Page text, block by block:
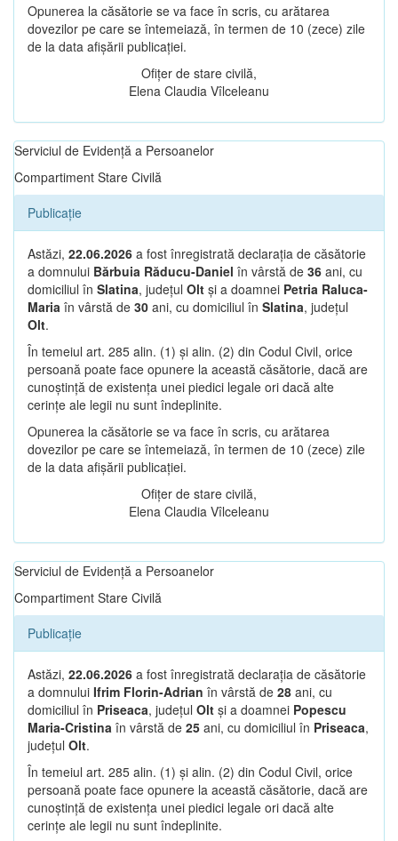
Opunerea la căsătorie se va face în scris, cu arătarea
dovezilor pe care se întemeiază, în termen de 10 (zece) zile
de la data afișării publicației.
Ofițer de stare civilă,
Elena Claudia Vîlceleanu
Serviciul de Evidență a Persoanelor
Compartiment Stare Civilă
Publicație
Astăzi, 22.06.2026 a fost înregistrată declarația de căsătorie
a domnului Bărbuia Răducu-Daniel în vârstă de 36 ani, cu
domiciliul în Slatina, județul Olt și a doamnei Petria Raluca-
Maria în vârstă de 30 ani, cu domiciliul în Slatina, județul
Olt.
În temeiul art. 285 alin. (1) și alin. (2) din Codul Civil, orice
persoană poate face opunere la această căsătorie, dacă are
cunoștință de existența unei piedici legale ori dacă alte
cerințe ale legii nu sunt îndeplinite.
Opunerea la căsătorie se va face în scris, cu arătarea
dovezilor pe care se întemeiază, în termen de 10 (zece) zile
de la data afișării publicației.
Ofițer de stare civilă,
Elena Claudia Vîlceleanu
Serviciul de Evidență a Persoanelor
Compartiment Stare Civilă
Publicație
Astăzi, 22.06.2026 a fost înregistrată declarația de căsătorie
a domnului Ifrim Florin-Adrian în vârstă de 28 ani, cu
domiciliul în Priseaca, județul Olt și a doamnei Popescu
Maria-Cristina în vârstă de 25 ani, cu domiciliul în Priseaca,
județul Olt.
În temeiul art. 285 alin. (1) și alin. (2) din Codul Civil, orice
persoană poate face opunere la această căsătorie, dacă are
cunoștință de existența unei piedici legale ori dacă alte
cerințe ale legii nu sunt îndeplinite.